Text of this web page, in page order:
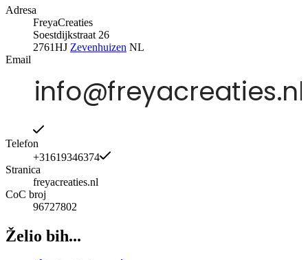
Adresa
FreyaCreaties
Soestdijkstraat 26
2761HJ Zevenhuizen NL
Email
Telefon
+31619346374
Stranica
freyacreaties.nl
CoC broj
96727802
Želio bih...